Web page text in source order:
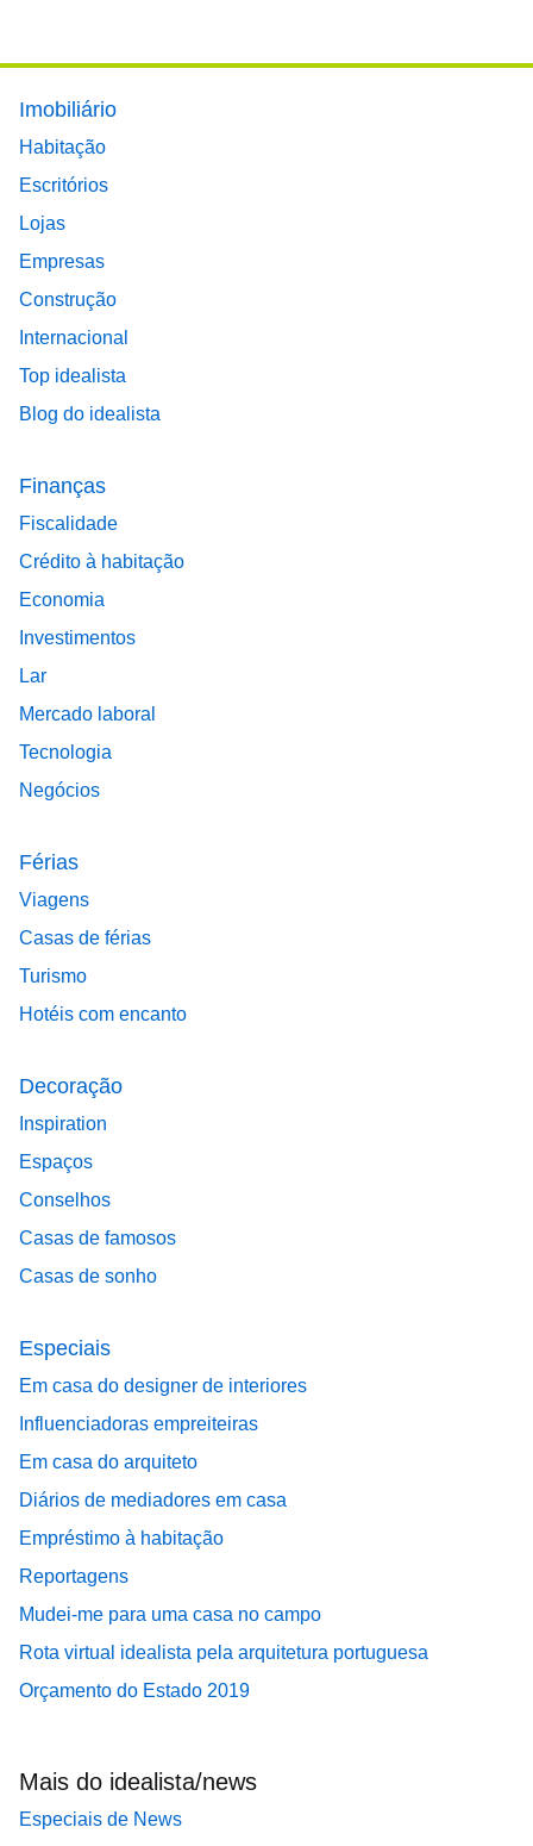
Footer main menu
Imobiliário
Habitação
Escritórios
Lojas
Empresas
Construção
Internacional
Top idealista
Blog do idealista
Finanças
Fiscalidade
Crédito à habitação
Economia
Investimentos
Lar
Mercado laboral
Tecnologia
Negócios
Férias
Viagens
Casas de férias
Turismo
Hotéis com encanto
Decoração
Inspiration
Espaços
Conselhos
Casas de famosos
Casas de sonho
Especiais
Em casa do designer de interiores
Influenciadoras empreiteiras
Em casa do arquiteto
Diários de mediadores em casa
Empréstimo à habitação
Reportagens
Mudei-me para uma casa no campo
Rota virtual idealista pela arquitetura portuguesa
Orçamento do Estado 2019
Mais do idealista/news
Especiais de News